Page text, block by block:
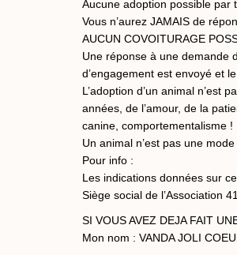
Aucune adoption possible par
Vous n’aurez JAMAIS de
AUCUN COVOITURAGE
Une réponse à une demande
d’engagement est envoyé et
L’adoption d’un animal n’est
années, de l’amour, de la
canine, comportementalisme !
Un animal n’est pas une mode
Pour info :
Les indications données sur
Siège social de l’Association
SI VOUS AVEZ DEJA FAIT
Mon nom : VANDA JOLI